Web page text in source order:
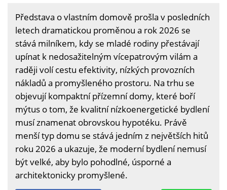
Představa o vlastním domově prošla v posledních
letech dramatickou proměnou a rok 2026 se
stává milníkem, kdy se mladé rodiny přestávají
upínat k nedosažitelným vícepatrovým vilám a
raději volí cestu efektivity, nízkých provozních
nákladů a promyšleného prostoru. Na trhu se
objevují kompaktní přízemní domy, které boří
mýtus o tom, že kvalitní nízkoenergetické bydlení
musí znamenat obrovskou hypotéku. Právě
menší typ domu se stává jedním z největších hitů
roku 2026 a ukazuje, že moderní bydlení nemusí
být velké, aby bylo pohodlné, úsporné a
architektonicky promyšlené.